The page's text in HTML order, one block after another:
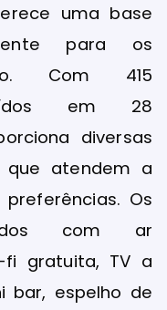
uma base
para os
Com 415
em 28
diversas
que atendem a
Os
com ar
fi gratuita, TV a
bar, espelho de